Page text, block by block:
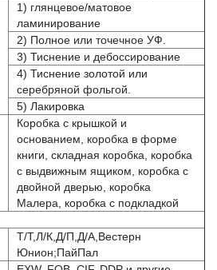
1) глянцевое/матовое
ламинирование
2) Полное или точечное УФ.
3) Тиснение и дебоссирование
4) Тиснение золотой или
серебряной фольгой.
5) Лакировка
Коробка с крышкой и
основанием, коробка в форме
книги, складная коробка, коробка
с выдвижным ящиком, коробка с
двойной дверью, коробка
Малера, коробка с подкладкой
Т/Т,Л/К,Д/П,Д/А,Вестерн
Юнион;ПайПал